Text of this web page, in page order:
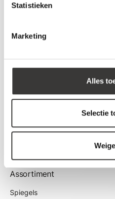
Statistieken
Marketing
Alles
Selectie
Sauna met
links model -
€ 9.349,90 -
Assortiment
Spiegels